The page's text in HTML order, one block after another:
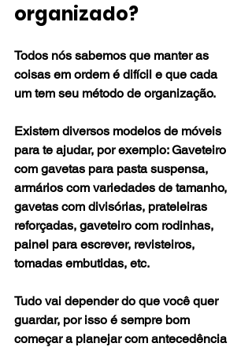
organizado?
Todos nós sabemos que manter as
coisas em ordem é difícil e que cada
um tem seu método de organização.
Existem diversos modelos de móveis
para te ajudar, por exemplo: Gaveteiro
com gavetas para pasta suspensa,
armários com variedades de tamanho,
gavetas com divisórias, prateleiras
reforçadas, gaveteiro com rodinhas,
painel para escrever, revisteiros,
tomadas embutidas, etc.
Tudo vai depender do que você quer
guardar, por isso é sempre bom
começar a planejar com antecedência